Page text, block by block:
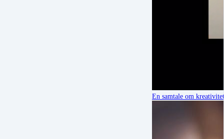
En samtale om kreativitet